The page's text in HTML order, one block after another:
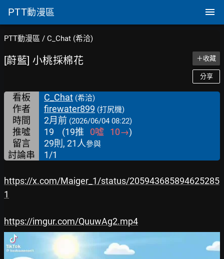
PTT動漫區
PTT動漫區 / C_Chat (希洽)
[蔚藍] 小桃採棉花 ＋收藏
分享
看板 C_Chat (希洽)
作者 firewater899 (打尻機)
時間 2月前 (2026/06/04 08:22)
推噓 19 (19推 0噓 10→)
留言
29則, 21人參與
討論串 1/1
https://x.com/Maiger_1/status/205943685894625285
1
https://imgur.com/QuuwAg2.mp4